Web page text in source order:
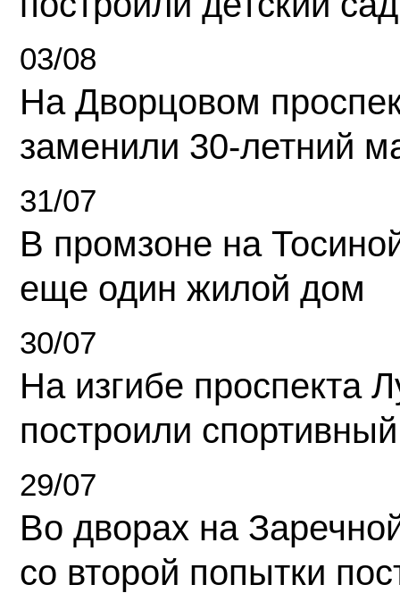
03/08
На Дворцовом
заменили 30-летний
31/07
В промзоне на
еще один жилой дом
30/07
На изгибе проспекта
построили
29/07
Во дворах на
со второй попытки